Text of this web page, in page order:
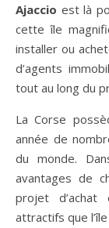
Ajaccio est là
cette île
installer ou
d’agents
tout au long du
La Corse
année de
du monde.
avantages de
projet
attractifs que